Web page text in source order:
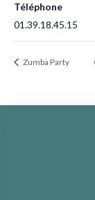
Téléphone
01.39.18.45.15
Zumba Party